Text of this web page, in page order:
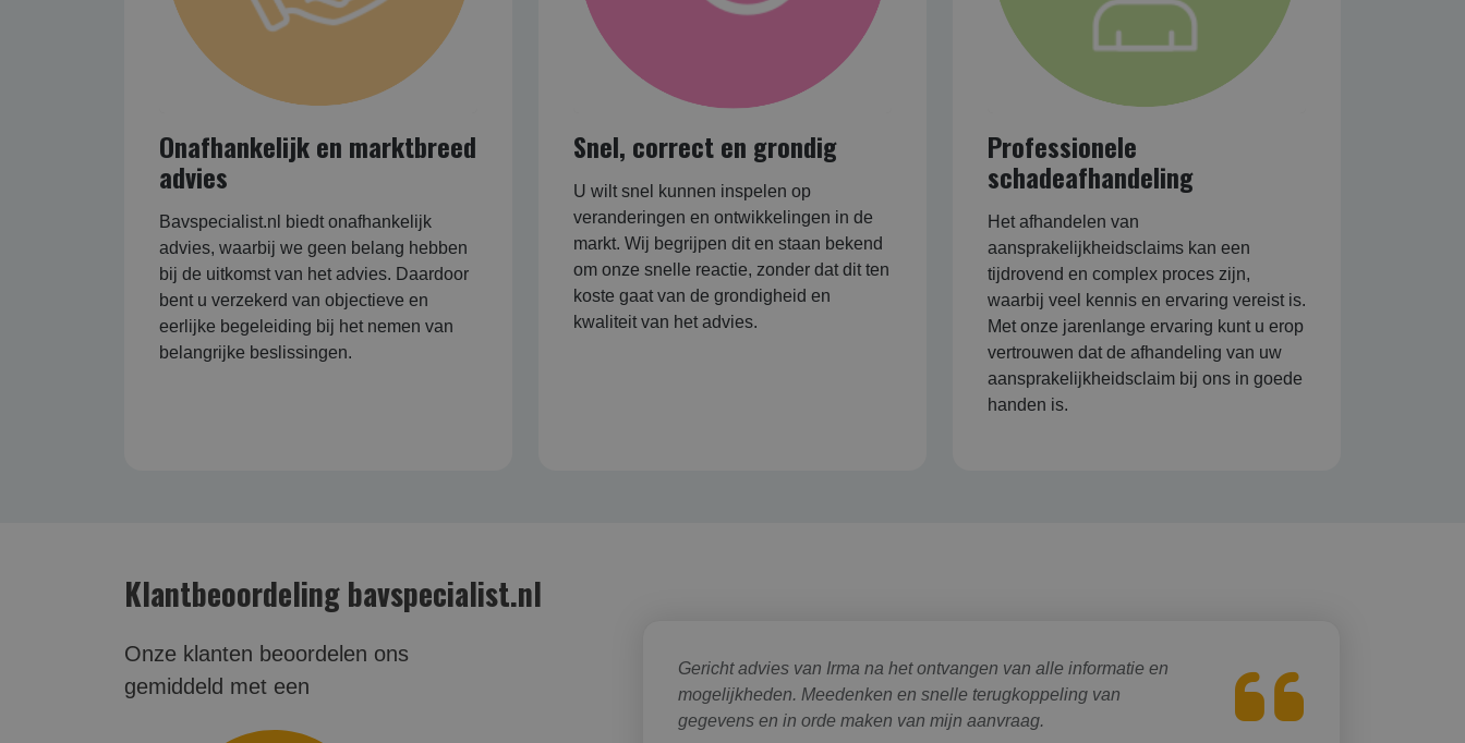
Onafhankelijk en marktbreed
advies
Bavspecialist.nl biedt onafhankelijk
advies, waarbij we geen belang hebben
bij de uitkomst van het advies. Daardoor
bent u verzekerd van objectieve en
eerlijke begeleiding bij het nemen van
belangrijke beslissingen.
Snel, correct en grondig
U wilt snel kunnen inspelen op
veranderingen en ontwikkelingen in de
markt. Wij begrijpen dit en staan bekend
om onze snelle reactie, zonder dat dit ten
koste gaat van de grondigheid en
kwaliteit van het advies.
Professionele
schadeafhandeling
Het afhandelen van
aansprakelijkheidsclaims kan een
tijdrovend en complex proces zijn,
waarbij veel kennis en ervaring vereist is.
Met onze jarenlange ervaring kunt u erop
vertrouwen dat de afhandeling van uw
aansprakelijkheidsclaim bij ons in goede
handen is.
Klantbeoordeling bavspecialist.nl
Onze klanten beoordelen ons
gemiddeld met een
Gericht advies van Irma na het ontvangen van alle informatie en
mogelijkheden. Meedenken en snelle terugkoppeling van
gegevens en in orde maken van mijn aanvraag.